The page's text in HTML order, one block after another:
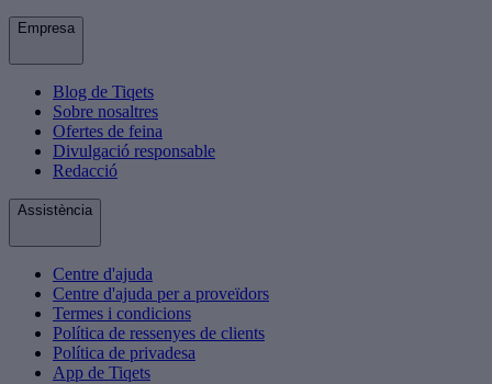
Empresa
Blog de Tiqets
Sobre nosaltres
Ofertes de feina
Divulgació responsable
Redacció
Assistència
Centre d'ajuda
Centre d'ajuda per a proveïdors
Termes i condicions
Política de ressenyes de clients
Política de privadesa
App de Tiqets